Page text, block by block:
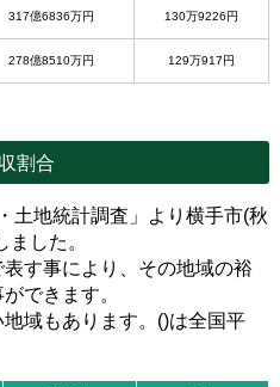
317億6836万円 130万9226円
278億8510万円 129万917円
割合
土地統計調査」より横手市(秋
した。
す事により、その地域の裕
できます。
域もあります。()は全国平